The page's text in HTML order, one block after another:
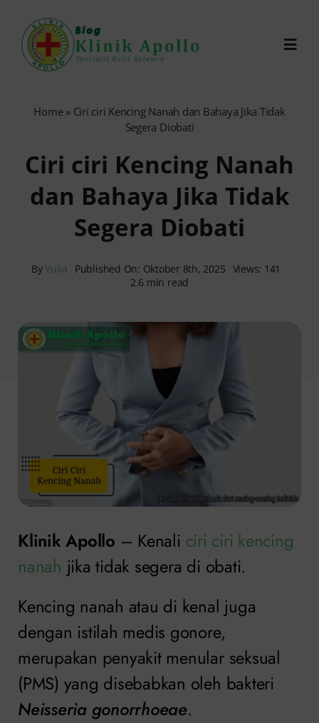
content
Reservasi Online
Home» Ciri ciri Kencing Nanah dan Bahaya Jika Tidak
Segera Diobati
Ciri ciri Kencing Nanah
dan Bahaya Jika Tidak
Segera Diobati
ByYulia Published On: Oktober 8th, 2025 Views: 141
2.6 min read
Klinik Apollo – Kenali ciri ciri kencing
nanah jika tidak segera di obati.
Kencing nanah atau di kenal juga
dengan istilah medis gonore,
merupakan penyakit menular seksual
(PMS) yang disebabkan oleh bakteri
Neisseria gonorrhoeae.